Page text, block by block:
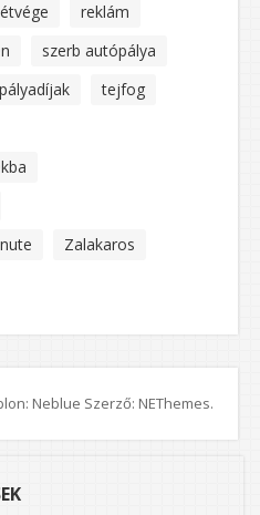
reklám
szerb autópálya
tejfog
Zalakaros
Neblue Szerző: NEThemes.